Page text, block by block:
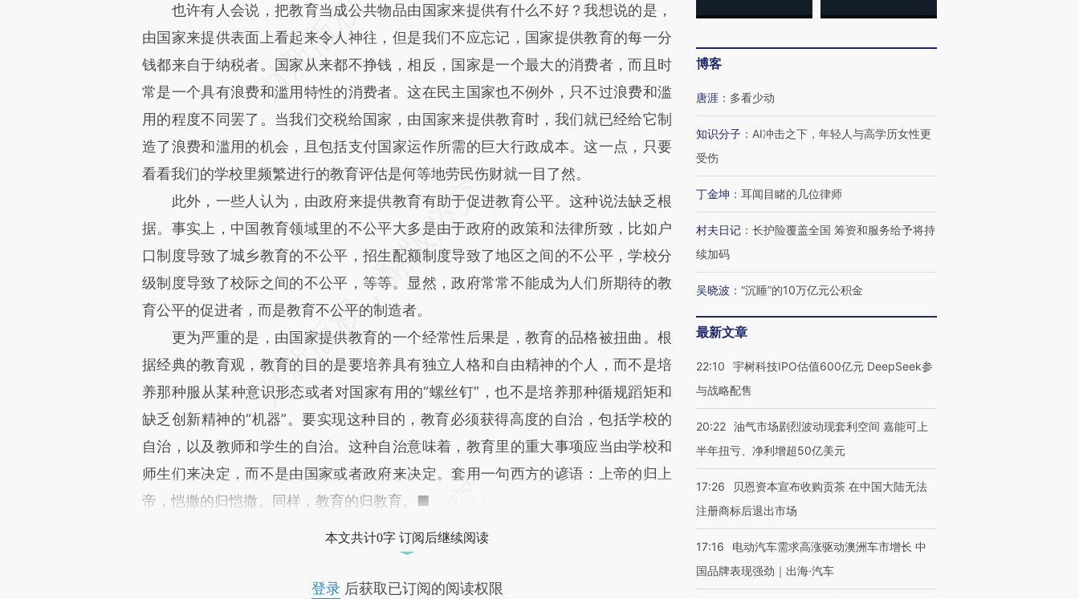
也许有人会说，把教育当成公共物品由国家来提供有什么不好？我想说的是，
由国家来提供表面上看起来令人神往，但是我们不应忘记，国家提供教育的每一分
钱都来自于纳税者。国家从来都不挣钱，相反，国家是一个最大的消费者，而且时
常是一个具有浪费和滥用特性的消费者。这在民主国家也不例外，只不过浪费和滥
用的程度不同罢了。当我们交税给国家，由国家来提供教育时，我们就已经给它制
造了浪费和滥用的机会，且包括支付国家运作所需的巨大行政成本。这一点，只要
看看我们的学校里频繁进行的教育评估是何等地劳民伤财就一目了然。
此外，一些人认为，由政府来提供教育有助于促进教育公平。这种说法缺乏根
据。事实上，中国教育领域里的不公平大多是由于政府的政策和法律所致，比如户
口制度导致了城乡教育的不公平，招生配额制度导致了地区之间的不公平，学校分
级制度导致了校际之间的不公平，等等。显然，政府常常不能成为人们所期待的教
育公平的促进者，而是教育不公平的制造者。
更为严重的是，由国家提供教育的一个经常性后果是，教育的品格被扭曲。根
据经典的教育观，教育的目的是要培养具有独立人格和自由精神的个人，而不是培
养那种服从某种意识形态或者对国家有用的“螺丝钉”，也不是培养那种循规蹈矩和
缺乏创新精神的“机器”。要实现这种目的，教育必须获得高度的自治，包括学校的
自治，以及教师和学生的自治。这种自治意味着，教育里的重大事项应当由学校和
师生们来决定，而不是由国家或者政府来决定。套用一句西方的谚语：上帝的归上
帝，恺撒的归恺撒。同样，教育的归教育。■
本文共计0字 订阅后继续阅读
登录后获取已订阅的阅读权限
博客
唐涯 ： 多看少动
知识分子 ： AI冲击之下，年轻人与高学历女性更
受伤
丁金坤 ： 耳闻目睹的几位律师
村夫日记 ： 长护险覆盖全国 筹资和服务给予将持
续加码
吴晓波 ： “沉睡”的10万亿元公积金
最新文章
22:10
宇树科技IPO估值600亿元 DeepSeek参
与战略配售
20:22 油气市场剧烈波动现套利空间 嘉能可上
半年扭亏、净利增超50亿美元
17:26
贝恩资本宣布收购贡茶 在中国大陆无法
注册商标后退出市场
17:16
电动汽车需求高涨驱动澳洲车市增长 中
国品牌表现强劲｜出海·汽车